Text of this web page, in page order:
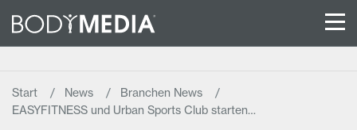
Start News
Branchen News
EASYFITNESS und Urban Sports Club starten…